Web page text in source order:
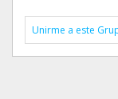
Unirme a este